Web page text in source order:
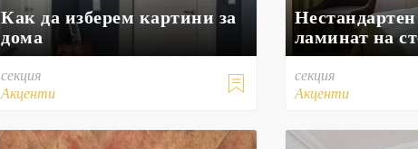
Как да изберем картини за
дома

секция
Акценти
ламинат на
секция
Акценти